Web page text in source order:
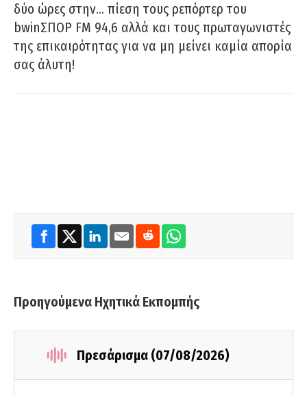
δύο ώρες στην… πίεση τους ρεπόρτερ του
bwinΣΠΟΡ FM 94,6 αλλά και τους πρωταγωνιστές
της επικαιρότητας για να μη μείνει καμία απορία
σας άλυτη!
Προηγούμενα Ηχητικά Εκπομπής
Πρεσάρισμα (07/08/2026)